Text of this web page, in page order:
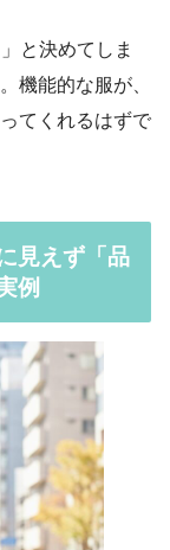
と決めてしま
機能的な服が、
てくれるはずで
見えず「品
例